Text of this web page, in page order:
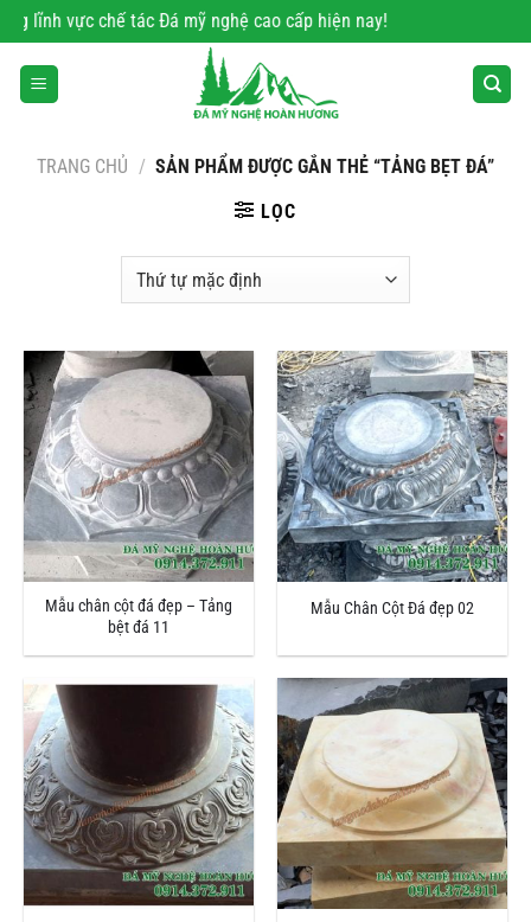
qua
nội
dung
lĩnh vực chế tác Đá mỹ nghệ cao cấp hiện nay!
TRANG CHỦ / SẢN PHẨM ĐƯỢC GẮN THẺ “TẢNG BẸT ĐÁ”
LỌC
Mẫu chân cột đá đẹp – Tảng
bệt đá 11
Mẫu Chân Cột Đá đẹp 02